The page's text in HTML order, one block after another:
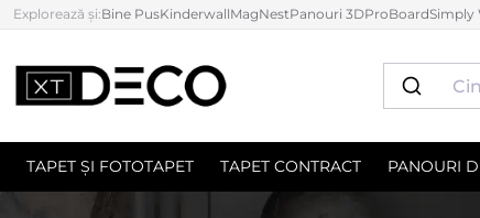
Explorează și:Bine PusKinderwallMagNestPanouri 3DProBoardSimply
TAPET ȘI FOTOTAPET TAPET CONTRACT PANOURI